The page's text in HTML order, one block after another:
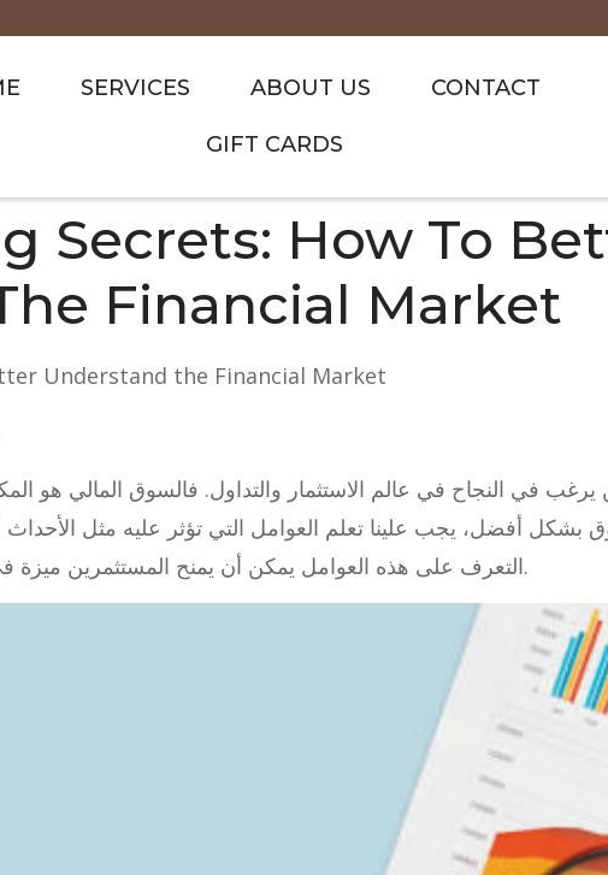
SERVICES ABOUT US CONTACT
GIFT CARDS
Secrets: How To
Financial Market
Understand the Financial Market
في النجاح في عالم الاستثمار والتداول. فالسوق المالي هو
بشكل أفضل، يجب علينا تعلم العوامل التي تؤثر عليه مثل الأحداث
التعرف على هذه العوامل يمكن أن يمنح المستثمرين ميزة في اتخاذ القرارات الاستثمارية الأكثر حكمة.